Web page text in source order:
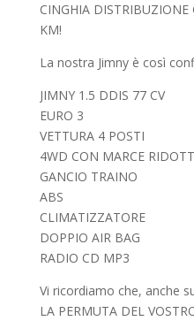
CINGHIA DISTRIBUZIONE
KM!
La nostra Jimny è così
JIMNY 1.5 DDIS 77 CV
EURO 3
VETTURA 4 POSTI
4WD CON MARCE
GANCIO TRAINO
ABS
CLIMATIZZATORE
DOPPIO AIR BAG
RADIO CD MP3
Vi ricordiamo che, anche
LA PERMUTA DEL